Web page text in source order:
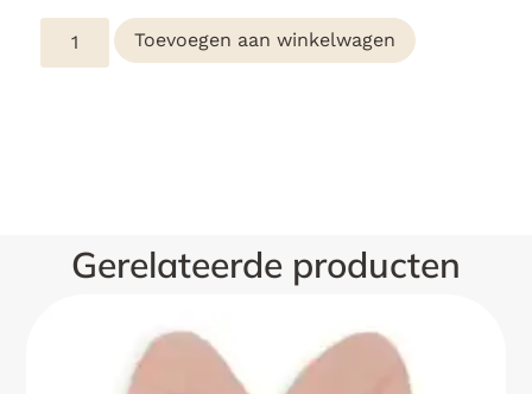
Toevoegen aan winkelwagen
Gerelateerde producten